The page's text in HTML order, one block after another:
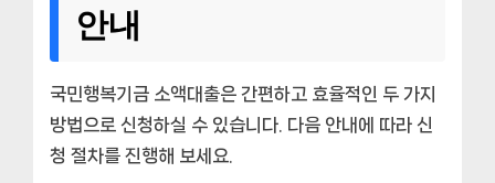
안내
국민행복기금 소액대출은 간편하고 효율적인 두 가지
방법으로 신청하실 수 있습니다. 다음 안내에 따라 신
청 절차를 진행해 보세요.